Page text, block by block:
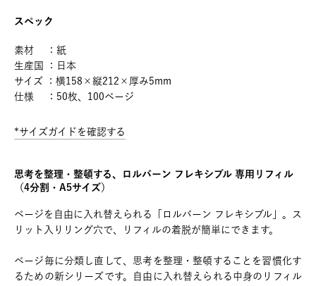
スペック
素材 ：紙
生産国 ：日本
サイズ ：横158×縦212×厚み5mm
仕様 ：50枚、100ページ
*サイズガイドを確認する
思考を整理・整頓する、ロルバーン フレキシブル 専用リフィル
（4分割・A5サイズ）
ページを自由に入れ替えられる「ロルバーン フレキシブル」。ス
リット入りリング穴で、リフィルの着脱が簡単にできます。
ページ毎に分類し直して、思考を整理・整頓することを習慣化す
るための新シリーズです。自由に入れ替えられる中身のリフィル